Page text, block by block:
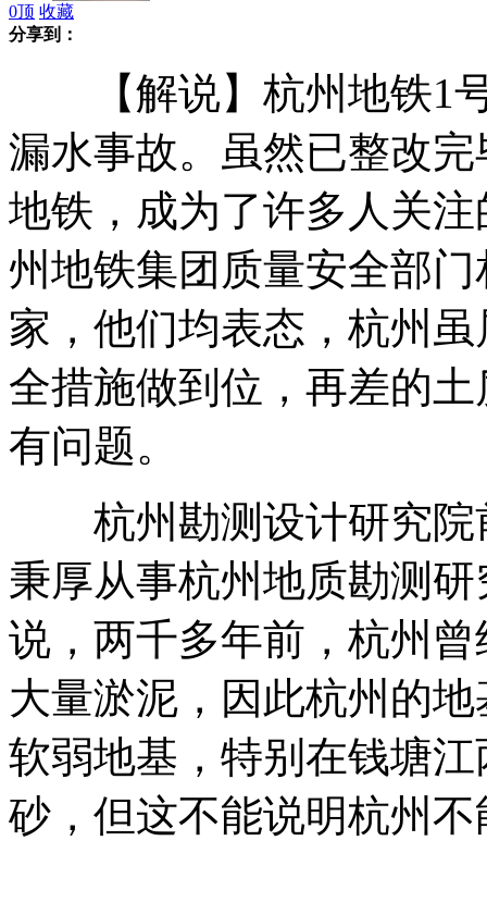
电话诈骗移植现实生活 "猜猜我是谁"专骗老人
航拍大雪覆盖的锡林郭勒草原
北京曾标价2000万"天价"小产权房被拆除
北京地铁新线可瞬间变防核避难所
拍客：男子当街猛扑向行驶中车头
山西运城恶犬咬伤多人 警民合力深夜将其击毙
女孩北京地铁殴打老人 痛下狠手拳打脚踢
0顶 收藏
分享到：
【解说】杭州地铁1号
漏水事故。虽然已整改
地铁，成为了许多人关
州地铁集团质量安全部
家，他们均表态，杭州
全措施做到位，再差的
有问题。
杭州勘测设计研究院
秉厚从事杭州地质勘测
说，两千多年前，杭州
大量淤泥，因此杭州的
软弱地基，特别在钱塘
砂，但这不能说明杭州